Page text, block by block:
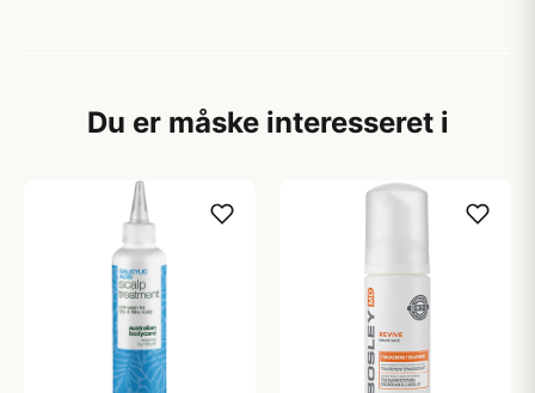
Du er måske interesseret i